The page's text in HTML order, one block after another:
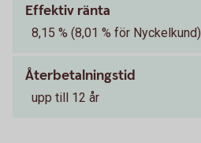
Effektiv ränta
8,15 % (8,01 % för Nyckelkund)
Återbetalningstid
upp till 12 år